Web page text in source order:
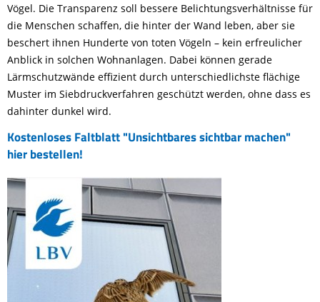
Vögel. Die Transparenz soll bessere Belichtungsverhältnisse für
die Menschen schaffen, die hinter der Wand leben, aber sie
beschert ihnen Hunderte von toten Vögeln – kein erfreulicher
Anblick in solchen Wohnanlagen. Dabei können gerade
Lärmschutzwände effizient durch unterschiedlichste flächige
Muster im Siebdruckverfahren geschützt werden, ohne dass es
dahinter dunkel wird.
Kostenloses Faltblatt "Unsichtbares sichtbar machen"
hier bestellen!